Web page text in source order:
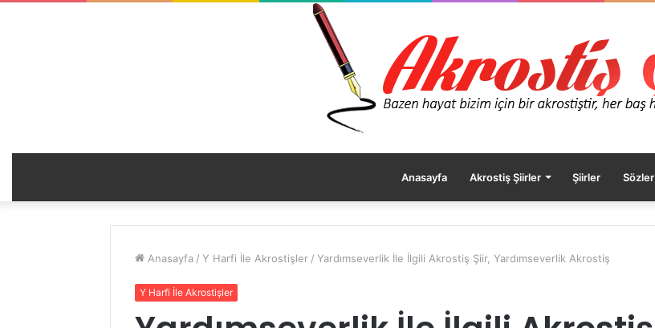
Anasayfa Akrostiş Şiirler Şiirler Sözler
Anasayfa / Y Harfi İle Akrostişler / Yardımseverlik İle İlgili Akrostiş Şiir, Yardımseverlik Akrostiş
Y Harfi İle Akrostişler